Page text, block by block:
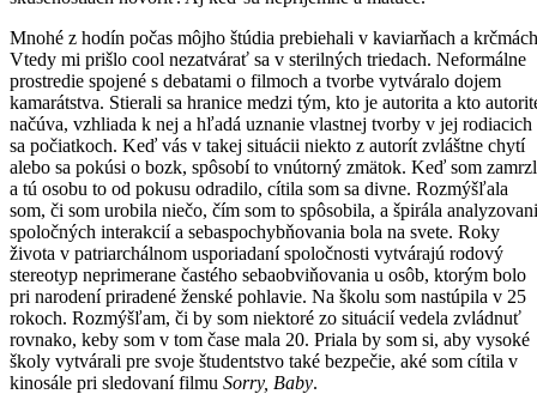
Mnohé z hodín počas môjho štúdia prebiehali v kaviarňach a
Vtedy mi prišlo cool nezatvárať sa v sterilných triedach. Neformálne
prostredie spojené s debatami o filmoch a tvorbe vytváralo dojem
kamarátstva. Stierali sa hranice medzi tým, kto je autorita a kto
načúva, vzhliada k nej a hľadá uznanie vlastnej tvorby v jej rodiacich
sa počiatkoch. Keď vás v takej situácii niekto z autorít zvláštne chytí
alebo sa pokúsi o bozk, spôsobí to vnútorný zmätok. Keď som
a tú osobu to od pokusu odradilo, cítila som sa divne. Rozmýšľala
som, či som urobila niečo, čím som to spôsobila, a špirála
spoločných interakcií a sebaspochybňovania bola na svete. Roky
života v patriarchálnom usporiadaní spoločnosti vytvárajú rodový
stereotyp neprimerane častého sebaobviňovania u osôb, ktorým bolo
pri narodení priradené ženské pohlavie. Na školu som nastúpila v 25
rokoch. Rozmýšľam, či by som niektoré zo situácií vedela zvládnuť
rovnako, keby som v tom čase mala 20. Priala by som si, aby vysoké
školy vytvárali pre svoje študentstvo také bezpečie, aké som cítila v
kinosále pri sledovaní filmu Sorry, Baby.